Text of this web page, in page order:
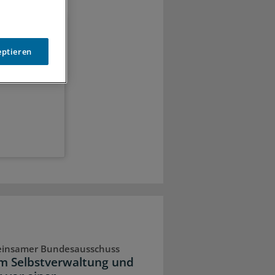
lassen
Bundesausschuss
Selbstverwaltung und